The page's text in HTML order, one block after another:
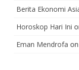
Berita Ekonomi
Horoskop Hari Ini
Eman Mendrofa on